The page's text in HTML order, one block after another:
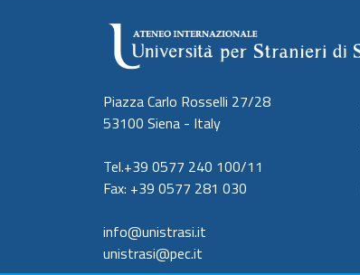
Piazza Carlo Rosselli 27/28
53100 Siena - Italy
Tel.+39 0577 240 100/11
Fax: +39 0577 281 030
info@unistrasi.it
unistrasi@pec.it